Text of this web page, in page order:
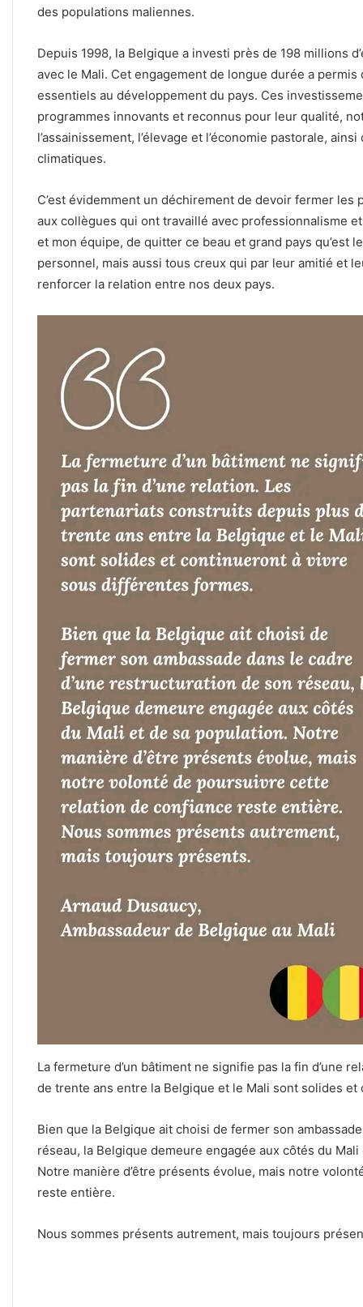
des populations maliennes.
Depuis 1998, la Belgique a investi près de 198 millions
avec le Mali. Cet engagement de longue durée a
essentiels au développement du pays. Ces
programmes innovants et reconnus pour leur qualité,
l’assainissement, l’élevage et l’économie pastorale,
climatiques.
C’est évidemment un déchirement de devoir fermer
aux collègues qui ont travaillé avec professionnalisme
et mon équipe, de quitter ce beau et grand pays qu’est
personnel, mais aussi tous creux qui par leur amitié et
renforcer la relation entre nos deux pays.
La fermeture d’un bâtiment ne signifie pas la fin d’une
de trente ans entre la Belgique et le Mali sont solides
Bien que la Belgique ait choisi de fermer son
réseau, la Belgique demeure engagée aux côtés du
Notre manière d’être présents évolue, mais notre
reste entière.
Nous sommes présents autrement, mais toujours